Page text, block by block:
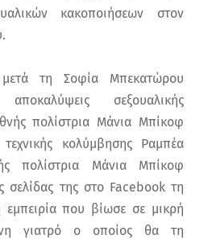
κακοποιήσεων στον
τη Σοφία Μπεκατώρου
σεξουαλικής
πολίστρια Μάνια Μπίκοφ
κολύμβησης Ραμπέα
πολίστρια Μάνια Μπίκοφ
σελίδας της στο Facebook τη
εμπειρία που βίωσε σε μικρή
γιατρό ο οποίος θα τη